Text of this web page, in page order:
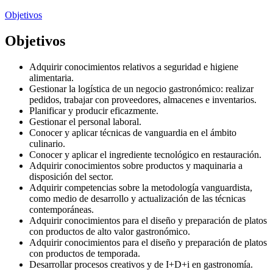
Objetivos
Objetivos
Adquirir conocimientos relativos a seguridad e higiene
alimentaria.
Gestionar la logística de un negocio gastronómico: realizar
pedidos, trabajar con proveedores, almacenes e inventarios.
Planificar y producir eficazmente.
Gestionar el personal laboral.
Conocer y aplicar técnicas de vanguardia en el ámbito
culinario.
Conocer y aplicar el ingrediente tecnológico en restauración.
Adquirir conocimientos sobre productos y maquinaria a
disposición del sector.
Adquirir competencias sobre la metodología vanguardista,
como medio de desarrollo y actualización de las técnicas
contemporáneas.
Adquirir conocimientos para el diseño y preparación de platos
con productos de alto valor gastronómico.
Adquirir conocimientos para el diseño y preparación de platos
con productos de temporada.
Desarrollar procesos creativos y de I+D+i en gastronomía.